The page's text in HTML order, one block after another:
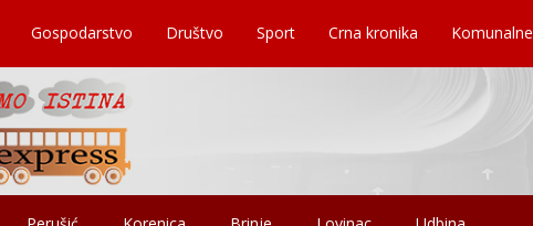
Gospodarstvo Društvo Sport Crna kronika